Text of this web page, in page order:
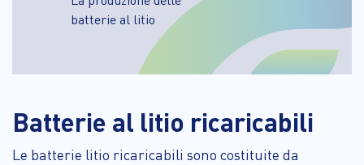
batterie al litio
Batterie al litio ricaricabili
Le batterie litio ricaricabili sono costituite da